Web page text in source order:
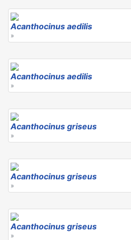
Acanthocinus aedilis
»
Acanthocinus aedilis
»
Acanthocinus griseus
»
Acanthocinus griseus
»
Acanthocinus griseus
»